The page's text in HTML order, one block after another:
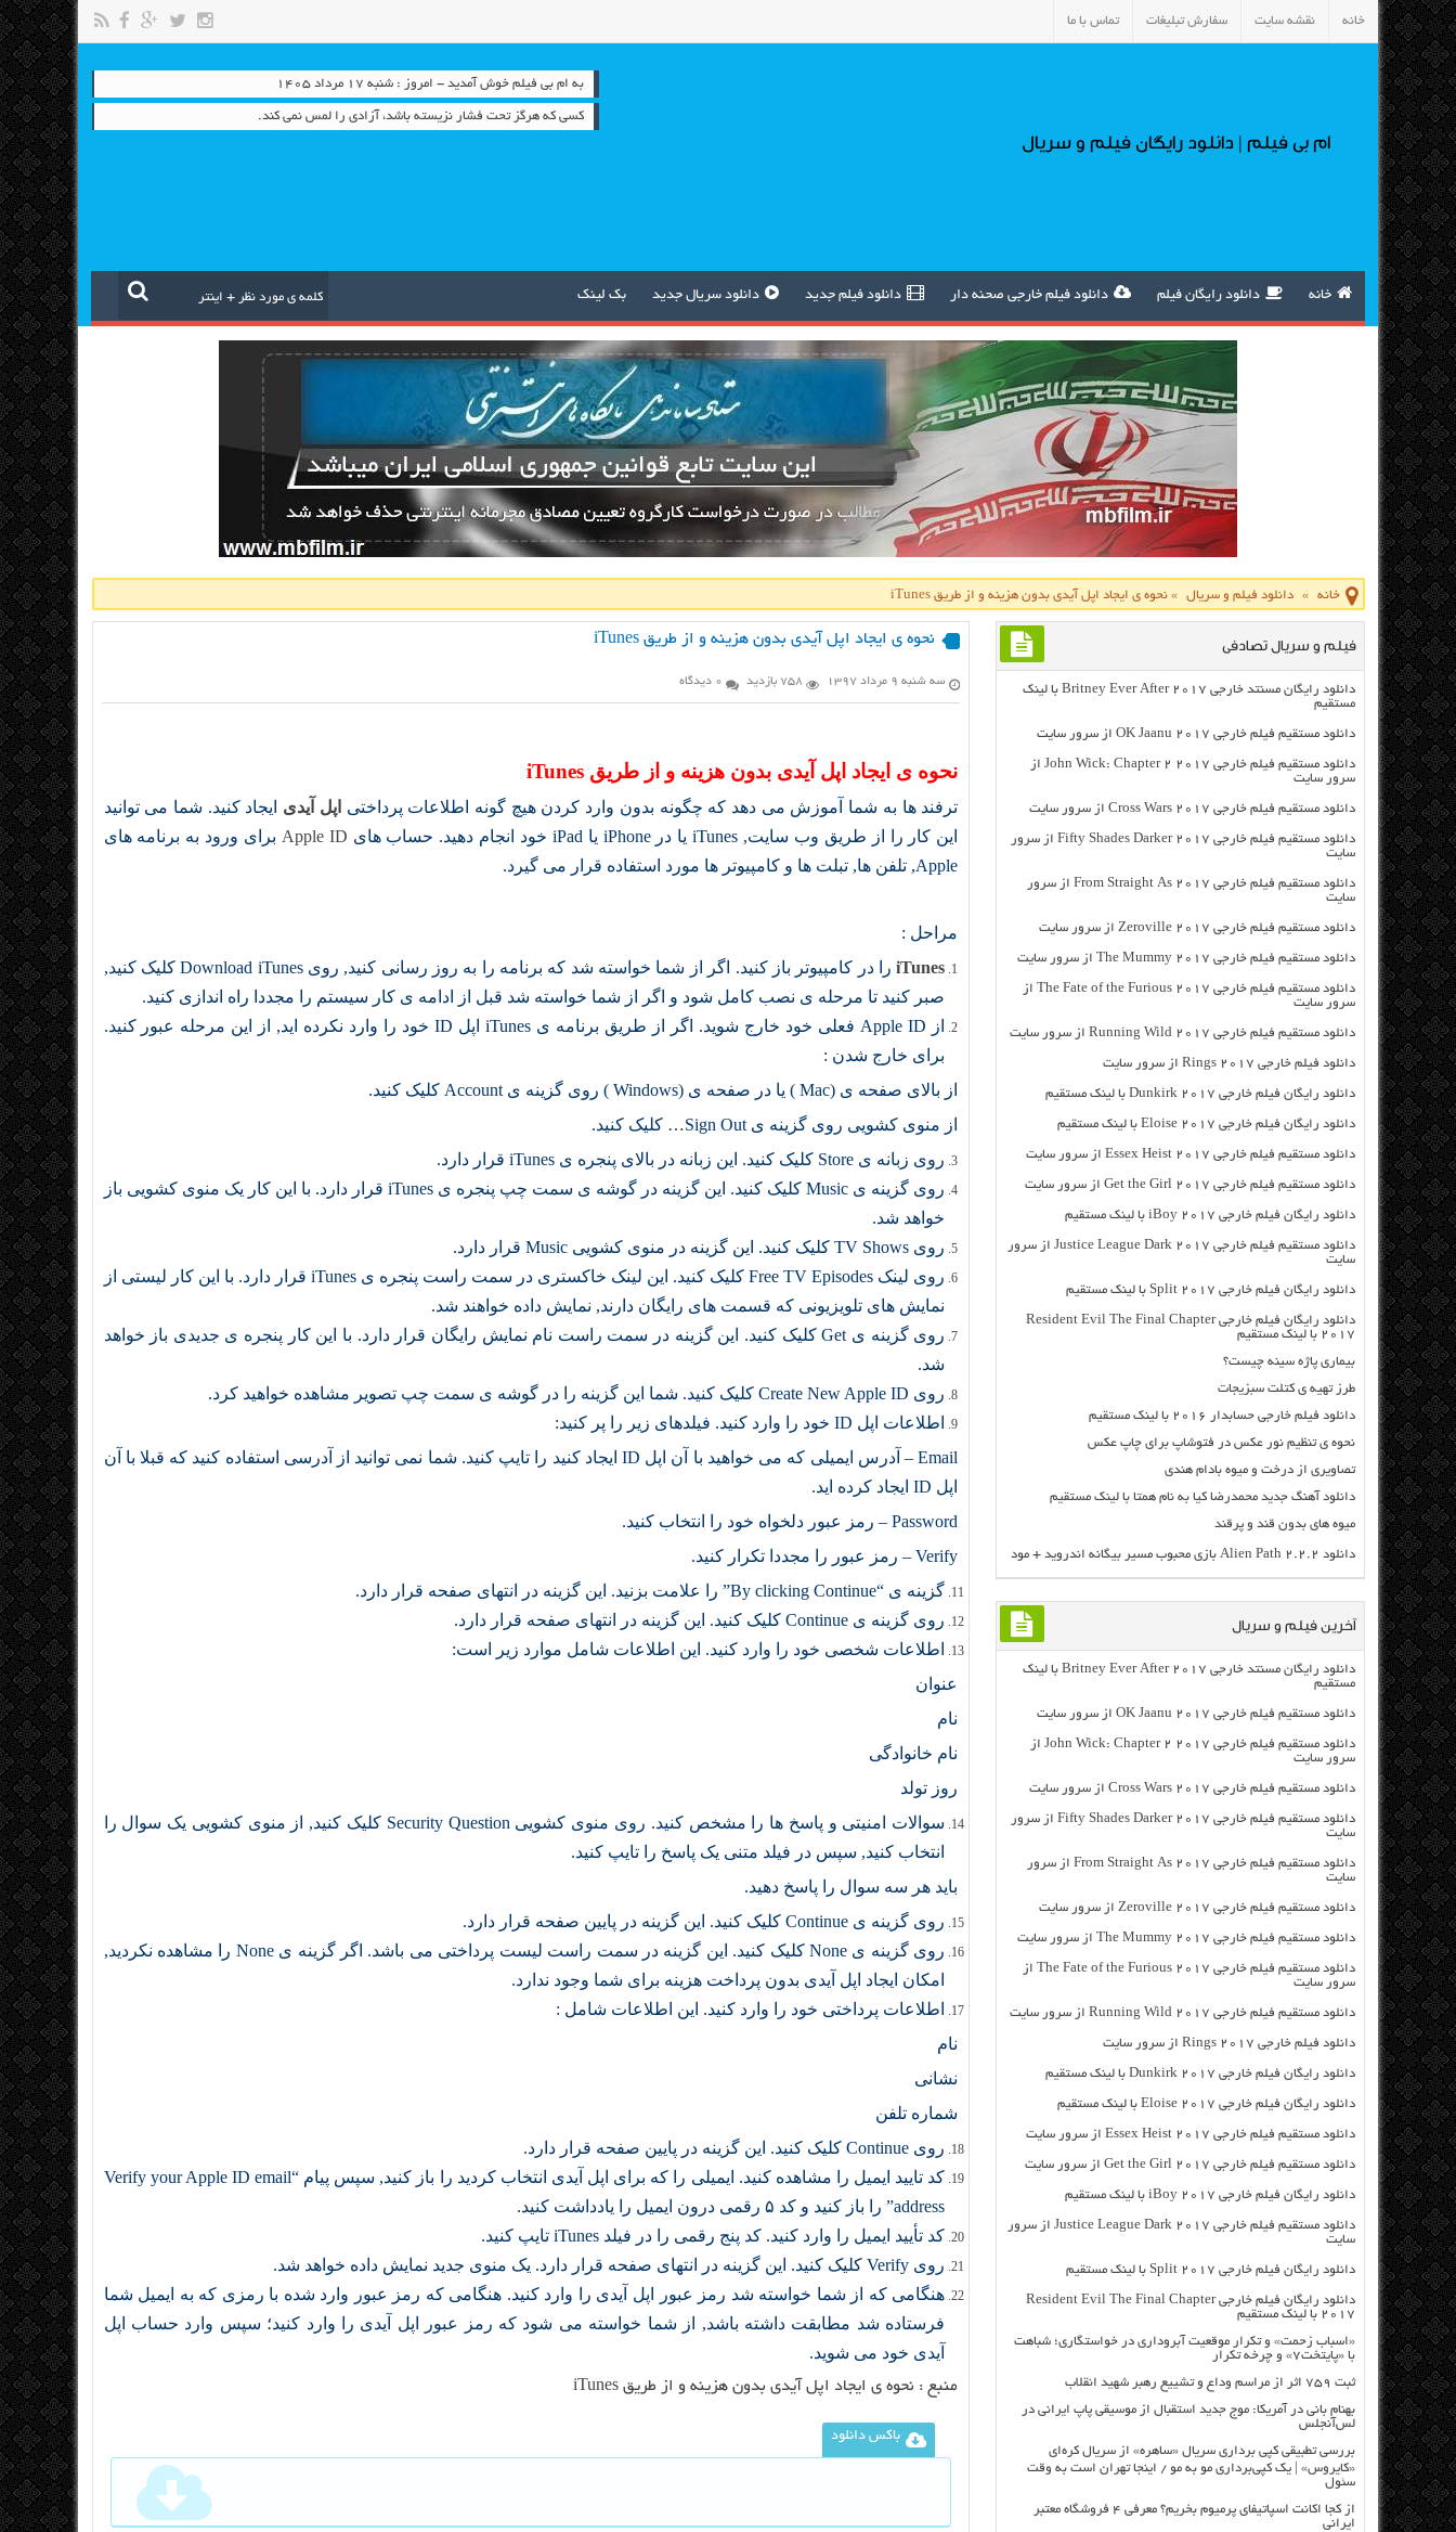
خانه نقشه سایت سفارش تبلیغات تماس با ما
ام بی فیلم | دانلود رایگان فیلم و سریال
به ام بی فیلم خوش آمدید - امروز : شنبه ۱۷ مرداد ۱۴۰۵
كسي كه هرگز تحت فشار نزيسته باشد، آزادي را لمس نمي كند.
خانه دانلود رایگان فیلم دانلود فیلم خارجی صحنه دار دانلود فیلم جدید دانلود سریال جدید بک لینک
خانه » دانلود فیلم و سریال »نحوه ی ایجاد اپل آیدی بدون هزینه و از طریق iTunes
نحوه ی ایجاد اپل آیدی بدون هزینه و از طریق iTunes
سه شنبه ۹ مرداد ۱۳۹۷ 758 بازدید 0 دیدگاه
نحوه ی ایجاد اپل آیدی بدون هزینه و از طریق iTunes
ترفند ها به شما آموزش می دهد که چگونه بدون وارد کردن هیچ گونه اطلاعات پرداختی اپل آیدی
ایجاد کنید. شما می توانید
این کار را از طریق وب سایت, iTunes یا در iPhone یا iPad خود انجام دهید. حساب های
Apple ID برای ورود به برنامه های
Apple, تلفن ها, تبلت ها و کامپیوتر ها مورد استفاده قرار می گیرد.
مراحل :
iTunes
را در کامپیوتر باز کنید. اگر از شما خواسته شد که برنامه را به روز رسانی کنید, روی Download iTunes کلیک کنید,
صبر کنید تا مرحله ی نصب کامل شود و اگر از شما خواسته شد قبل از ادامه ی کار سیستم را مجددا راه اندازی کنید.
از Apple ID فعلی خود خارج شوید. اگر از طریق برنامه ی iTunes اپل ID خود را وارد نکرده اید, از این مرحله عبور کنید.
برای خارج شدن :
از بالای صفحه ی (Mac ) یا در صفحه ی (Windows ) روی گزینه ی Account کلیک کنید.
از منوی کشویی روی گزینه ی Sign Out… کلیک کنید.
روی زبانه ی Store کلیک کنید. این زبانه در بالای پنجره ی iTunes قرار دارد.
روی گزینه ی Music کلیک کنید. این گزینه در گوشه ی سمت چپ پنجره ی iTunes قرار دارد. با این کار یک منوی کشویی باز
خواهد شد.
روی TV Shows کلیک کنید. این گزینه در منوی کشویی Music قرار دارد.
روی لینک Free TV Episodes کلیک کنید. این لینک خاکستری در سمت راست پنجره ی iTunes قرار دارد. با این کار لیستی از
نمایش های تلویزیونی که قسمت های رایگان دارند, نمایش داده خواهند شد.
روی گزینه ی Get کلیک کنید. این گزینه در سمت راست نام نمایش رایگان قرار دارد. با این کار پنجره ی جدیدی باز خواهد
شد.
روی Create New Apple ID کلیک کنید. شما این گزینه را در گوشه ی سمت چپ تصویر مشاهده خواهید کرد.
اطلاعات اپل ID خود را وارد کنید. فیلدهای زیر را پر کنید:
Email – آدرس ایمیلی که می خواهید با آن اپل ID ایجاد کنید را تایپ کنید. شما نمی توانید از آدرسی استفاده کنید که قبلا با آن
اپل ID ایجاد کرده اید.
Password – رمز عبور دلخواه خود را انتخاب کنید.
Verify – رمز عبور را مجددا تکرار کنید.
گزینه ی “By clicking Continue” را علامت بزنید. این گزینه در انتهای صفحه قرار دارد.
روی گزینه ی Continue کلیک کنید. این گزینه در انتهای صفحه قرار دارد.
اطلاعات شخصی خود را وارد کنید. این اطلاعات شامل موارد زیر است:
عنوان
نام
نام خانوادگی
روز تولد
سوالات امنیتی و پاسخ ها را مشخص کنید. روی منوی کشویی Security Question کلیک کنید, از منوی کشویی یک سوال را
انتخاب کنید, سپس در فیلد متنی یک پاسخ را تایپ کنید.
باید هر سه سوال را پاسخ دهید.
روی گزینه ی Continue کلیک کنید. این گزینه در پایین صفحه قرار دارد.
روی گزینه ی None کلیک کنید. این گزینه در سمت راست لیست پرداختی می باشد. اگر گزینه ی None را مشاهده نکردید,
امکان ایجاد اپل آیدی بدون پرداخت هزینه برای شما وجود ندارد.
اطلاعات پرداختی خود را وارد کنید. این اطلاعات شامل :
نام
نشانی
شماره تلفن
روی Continue کلیک کنید. این گزینه در پایین صفحه قرار دارد.
کد تایید ایمیل را مشاهده کنید. ایمیلی را که برای اپل آیدی انتخاب کردید را باز کنید, سپس پیام “Verify your Apple ID email
address” را باز کنید و کد ۵ رقمی درون ایمیل را یادداشت کنید.
کد تأیید ایمیل را وارد کنید. کد پنج رقمی را در فیلد iTunes تایپ کنید.
روی Verify کلیک کنید. این گزینه در انتهای صفحه قرار دارد. یک منوی جدید نمایش داده خواهد شد.
هنگامی که از شما خواسته شد رمز عبور اپل آیدی را وارد کنید. هنگامی که رمز عبور وارد شده با رمزی که به ایمیل شما
فرستاده شد مطابقت داشته باشد, از شما خواسته می شود که رمز عبور اپل آیدی را وارد کنید؛ سپس وارد حساب اپل
آیدی خود می شوید.
منبع : نحوه ی ایجاد اپل آیدی بدون هزینه و از طریق iTunes
باکس دانلود
فیلم و سریال تصادفی
دانلود رایگان مسنتد خارجی Britney Ever After 2017 با لینک
مستقیم
دانلود مستقیم فیلم خارجی OK Jaanu 2017 از سرور سایت
دانلود مستقیم فیلم خارجی John Wick: Chapter 2 2017 از
سرور سایت
دانلود مستقیم فیلم خارجی Cross Wars 2017 از سرور سایت
دانلود مستقیم فیلم خارجی Fifty Shades Darker 2017 از سرور
سایت
دانلود مستقیم فیلم خارجی From Straight As 2017 از سرور
سایت
دانلود مستقیم فیلم خارجی Zeroville 2017 از سرور سایت
دانلود مستقیم فیلم خارجی The Mummy 2017 از سرور سایت
دانلود مستقیم فیلم خارجی The Fate of the Furious 2017 از
سرور سایت
دانلود مستقیم فیلم خارجی Running Wild 2017 از سرور سایت
دانلود فیلم خارجی Rings 2017 از سرور سایت
دانلود رایگان فیلم خارجی Dunkirk 2017 با لینک مستقیم
دانلود رایگان فیلم خارجی Eloise 2017 با لینک مستقیم
دانلود مستقیم فیلم خارجی Essex Heist 2017 از سرور سایت
دانلود مستقیم فیلم خارجی Get the Girl 2017 از سرور سایت
دانلود رایگان فیلم خارجی iBoy 2017 با لینک مستقیم
دانلود مستقیم فیلم خارجی Justice League Dark 2017 از سرور
سایت
دانلود رایگان فیلم خارجی Split 2017 با لینک مستقیم
دانلود رایگان فیلم خارجی Resident Evil The Final Chapter
2017 با لینک مستقیم
بیماری پاژه سینه چیست؟
طرز تهیه ی کتلت سبزیجات
دانلود فیلم خارجی حسابدار ۲۰۱۶ با لینک مستقیم
نحوه ی تنظیم نور عکس در فتوشاپ برای چاپ عکس
تصاویری از درخت و میوه بادام هندی
دانلود آهنگ جدید محمدرضا کیا به نام همتا با لینک مستقیم
میوه های بدون قند و پرقند
دانلود Alien Path 2.2.2 بازی محبوب مسیر بیگانه اندروید + مود
آخرین فیلم و سریال
دانلود رایگان مسنتد خارجی Britney Ever After 2017 با لینک
مستقیم
دانلود مستقیم فیلم خارجی OK Jaanu 2017 از سرور سایت
دانلود مستقیم فیلم خارجی John Wick: Chapter 2 2017 از
سرور سایت
دانلود مستقیم فیلم خارجی Cross Wars 2017 از سرور سایت
دانلود مستقیم فیلم خارجی Fifty Shades Darker 2017 از سرور
سایت
دانلود مستقیم فیلم خارجی From Straight As 2017 از سرور
سایت
دانلود مستقیم فیلم خارجی Zeroville 2017 از سرور سایت
دانلود مستقیم فیلم خارجی The Mummy 2017 از سرور سایت
دانلود مستقیم فیلم خارجی The Fate of the Furious 2017 از
سرور سایت
دانلود مستقیم فیلم خارجی Running Wild 2017 از سرور سایت
دانلود فیلم خارجی Rings 2017 از سرور سایت
دانلود رایگان فیلم خارجی Dunkirk 2017 با لینک مستقیم
دانلود رایگان فیلم خارجی Eloise 2017 با لینک مستقیم
دانلود مستقیم فیلم خارجی Essex Heist 2017 از سرور سایت
دانلود مستقیم فیلم خارجی Get the Girl 2017 از سرور سایت
دانلود رایگان فیلم خارجی iBoy 2017 با لینک مستقیم
دانلود مستقیم فیلم خارجی Justice League Dark 2017 از سرور
سایت
دانلود رایگان فیلم خارجی Split 2017 با لینک مستقیم
دانلود رایگان فیلم خارجی Resident Evil The Final Chapter
2017 با لینک مستقیم
«اسباب زحمت» و تکرار موقعیت آبروداری در خواستگاری؛ شباهت
با «پایتخت۷» و چرخه تکرار
ثبت ۷۵۹ اثر از مراسم وداع و تشییع رهبر شهید انقلاب
بهنام بانی در آمریکا: موج جدید استقبال از موسیقی پاپ ایرانی در
لس‌آنجلس
بررسی تطبیقی کپی برداری سریال «ساهره» از سریال کره‌ای
«کایروس» | یک کپی‌برداری مو به مو / اینجا تهران است به وقت
سئول
از کجا اکانت اسپاتیفای پرمیوم بخریم؟ معرفی ۴ فروشگاه معتبر
ایرانی